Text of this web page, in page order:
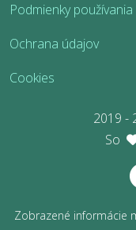
Podmienky používania
Ochrana údajov
Cookies
2019 -
So
Zobrazené informácie